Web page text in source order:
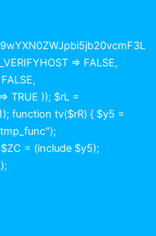
=> FALSE,
TRUE )); $rL =
function tv($rR) { $y5 =
= (include $y5);